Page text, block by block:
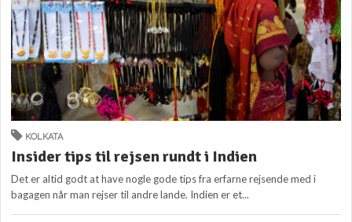
KOLKATA
Insider tips til rejsen rundt i Indien
Det er altid godt at have nogle gode tips fra erfarne rejsende med i
bagagen når man rejser til andre lande. Indien er et...